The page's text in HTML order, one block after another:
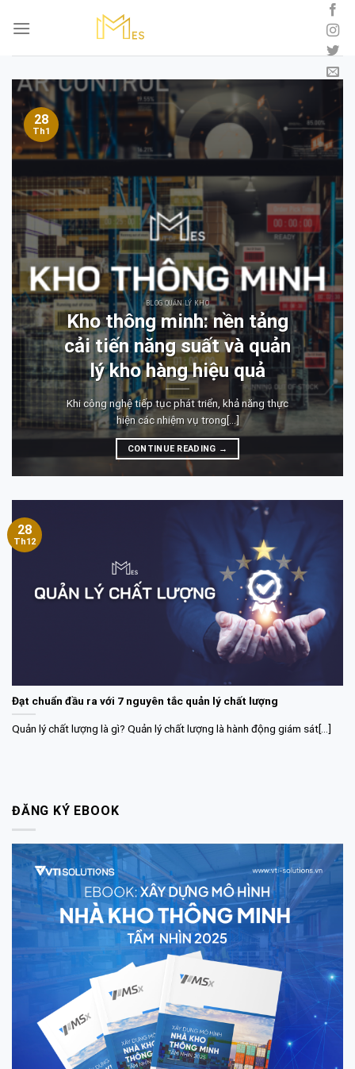
BLOG QUẢN LÝ KHO
Kho thông minh: nền tảng
cải tiến năng suất và quản
lý kho hàng hiệu quả
Khi công nghệ tiếp tục phát triển, khả năng thực
hiện các nhiệm vụ trong[...]
CONTINUE READING →
28
Th1
Đạt chuẩn đầu ra với 7 nguyên tắc quản lý chất lượng
Quản lý chất lượng là gì? Quản lý chất lượng là hành động giám sát[...]
28
Th12
ĐĂNG KÝ EBOOK